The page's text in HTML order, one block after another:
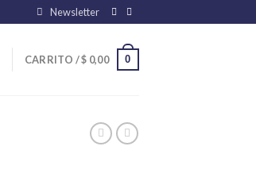
Newsletter
CARRITO /$ 0,00 0